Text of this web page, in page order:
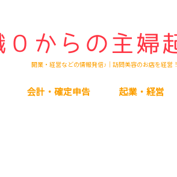
開業・経営などの情報発信♪｜訪問美容のお店を経営！
会計・確定申告 起業・経営